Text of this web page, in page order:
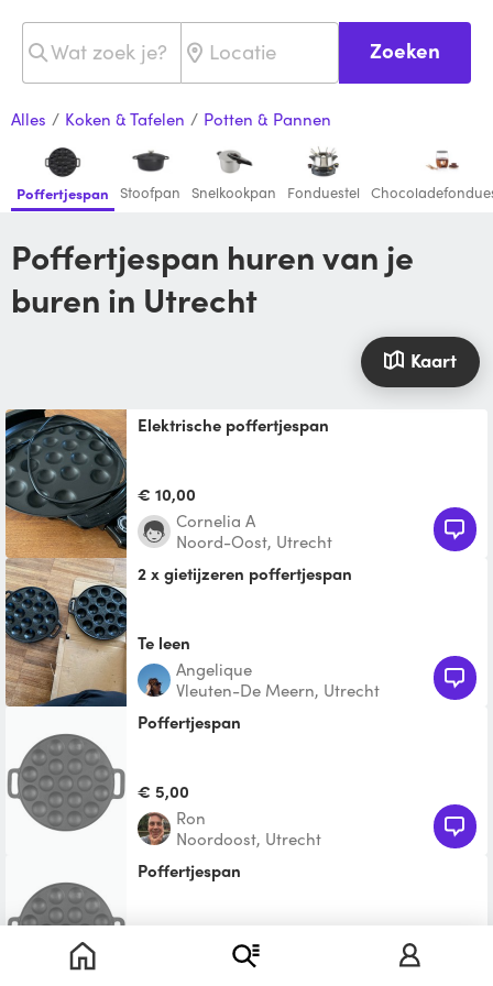
Zoeken
Alles / Koken & Tafelen / Potten & Pannen
Poffertjespan Stoofpan Snelkookpan Fonduestel
Poffertjespan huren van je
buren in Utrecht
Kaart
Elektrische poffertjespan
€ 10,00
Cornelia A
Noord-Oost, Utrecht
2 x gietijzeren poffertjespan
Te leen
Angelique
Vleuten-De Meern, Utrecht
Poffertjespan
€ 5,00
Ron
Noordoost, Utrecht
poffertjespan